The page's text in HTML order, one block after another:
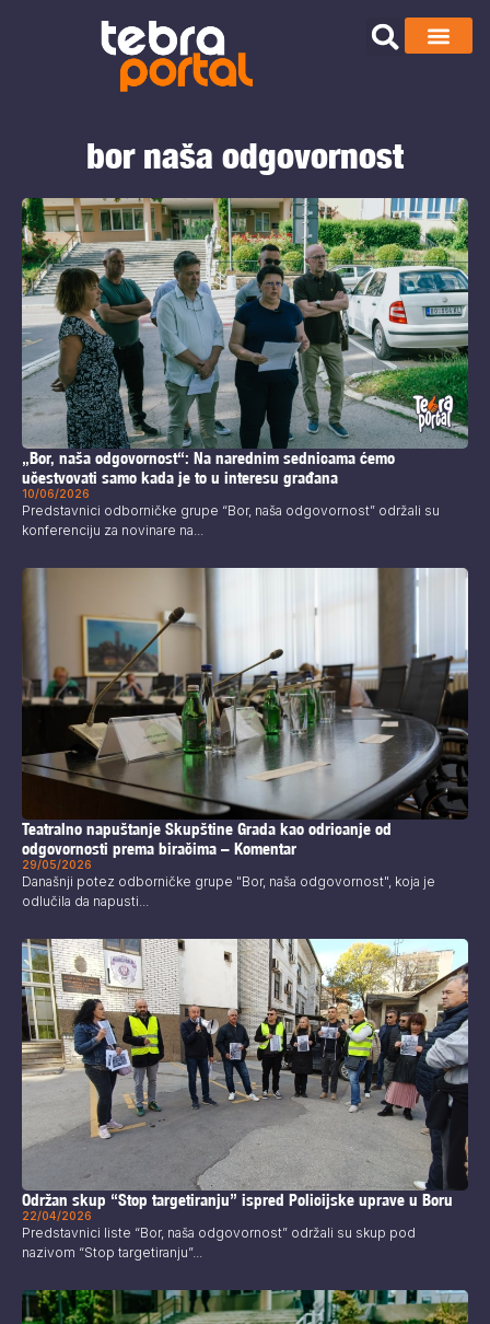
bor naša odgovornost
„Bor, naša odgovornost“: Na narednim sednicama ćemo
učestvovati samo kada je to u interesu građana
10/06/2026
Predstavnici odborničke grupe “Bor, naša odgovornost” održali su
konferenciju za novinare na...
Teatralno napuštanje Skupštine Grada kao odricanje od
odgovornosti prema biračima – Komentar
29/05/2026
Današnji potez odborničke grupe "Bor, naša odgovornost", koja je
odlučila da napusti...
Održan skup “Stop targetiranju” ispred Policijske uprave u Boru
22/04/2026
Predstavnici liste “Bor, naša odgovornost” održali su skup pod
nazivom “Stop targetiranju”...